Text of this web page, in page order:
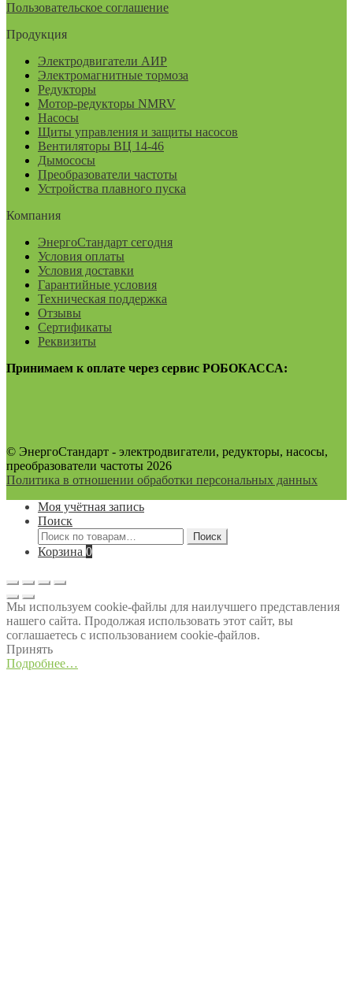
Пользовательское соглашение
Продукция
Электродвигатели АИР
Электромагнитные тормоза
Редукторы
Мотор-редукторы NMRV
Насосы
Щиты управления и защиты насосов
Вентиляторы ВЦ 14-46
Дымососы
Преобразователи частоты
Устройства плавного пуска
Компания
ЭнергоСтандарт сегодня
Условия оплаты
Условия доставки
Гарантийные условия
Техническая поддержка
Отзывы
Сертификаты
Реквизиты
Принимаем к оплате через сервис РОБОКАССА:
© ЭнергоСтандарт - электродвигатели, редукторы, насосы,
преобразователи частоты 2026
Политика в отношении обработки персональных данных
Моя учётная запись
Поиск
Искать:
Поиск
Корзина 0
Мы используем cookie-файлы для наилучшего представления
нашего сайта. Продолжая использовать этот сайт, вы
соглашаетесь с использованием cookie-файлов.
Принять
Подробнее…